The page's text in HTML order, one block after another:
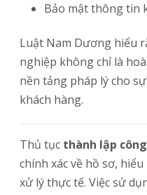
Bảo mật thông tin
Luật Nam Dương hiểu
nghiệp không chỉ là
nền tảng pháp lý cho
khách hàng.
Thủ tục thành lập
chính xác về hồ sơ,
xử lý thực tế. Việc sử